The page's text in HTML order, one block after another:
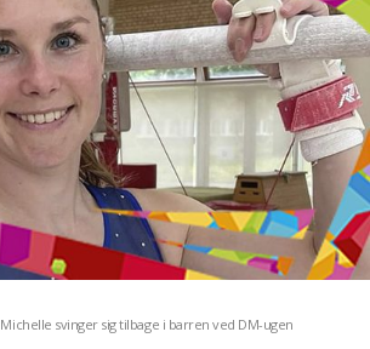
Michelle svinger sig tilbage i barren ved DM-ugen